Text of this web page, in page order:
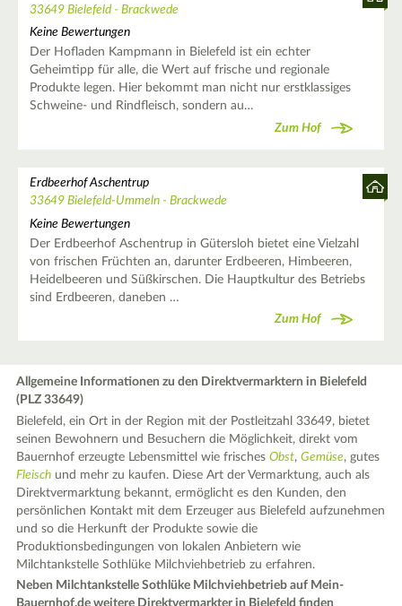
33649 Bielefeld - Brackwede
Keine Bewertungen
Der Hofladen Kampmann in Bielefeld ist ein echter
Geheimtipp für alle, die Wert auf frische und regionale
Produkte legen. Hier bekommt man nicht nur erstklassiges
Schweine- und Rindfleisch, sondern au…
Zum Hof
Erdbeerhof Aschentrup
33649 Bielefeld-Ummeln - Brackwede
Keine Bewertungen
Der Erdbeerhof Aschentrup in Gütersloh bietet eine Vielzahl
von frischen Früchten an, darunter Erdbeeren, Himbeeren,
Heidelbeeren und Süßkirschen. Die Hauptkultur des Betriebs
sind Erdbeeren, daneben …
Zum Hof
Allgemeine Informationen zu den Direktvermarktern in Bielefeld
(PLZ 33649)
Bielefeld, ein Ort in der Region mit der Postleitzahl 33649, bietet
seinen Bewohnern und Besuchern die Möglichkeit, direkt vom
Bauernhof erzeugte Lebensmittel wie frischesObst,Gemüse, gutes
Fleisch und mehr zu kaufen. Diese Art der Vermarktung, auch als
Direktvermarktung bekannt, ermöglicht es den Kunden, den
persönlichen Kontakt mit dem Erzeuger aus Bielefeld aufzunehmen
und so die Herkunft der Produkte sowie die
Produktionsbedingungen von lokalen Anbietern wie
Milchtankstelle Sothlüke Milchviehbetrieb zu erfahren.
Neben Milchtankstelle Sothlüke Milchviehbetrieb auf Mein-